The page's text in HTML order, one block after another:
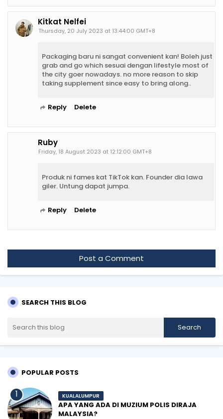
Kitkat Nelfei
Thursday, 20 July 2023 at 13:44:00 GMT+8
Packaging baru ni sangat convenient kan! Boleh just
grab and go which sesuai dengan lifestyle most of
the city goer nowadays. no more reason to skip
taking supplement since easy to bring along..
Reply Delete
Ruby
Friday, 18 August 2023 at 12:12:00 GMT+8
Produk ni fames kat TikTok kan. Founder dia lawa
giler. Untung dapat jumpa.
Reply Delete
Post a Comment
SEARCH THIS BLOG
POPULAR POSTS
KUALALUMPUR
APA YANG ADA DI MUZIUM POLIS DIRAJA
MALAYSIA?